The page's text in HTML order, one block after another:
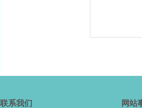
联系我们 网站